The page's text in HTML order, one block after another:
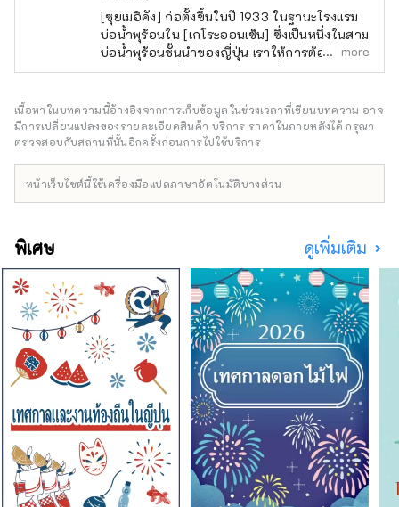
[ซุยเมอิคัง] ก่อตั้งขึ้นในปี 1933 ในฐานะโรงแรม
บ่อน้ำพุร้อนใน [เกโระออนเซ็น] ซึ่งเป็นหนึ่งในสาม
บ่อน้ำพุร้อนชั้นนำของญี่ปุ่น เราให้การต้อนรับ
อย่างจริงใจเพื่อบรรเทาความเหนื่อยล้าในแต่ละ
เซ็นซึ่งขึ้นชื่อในเรื่องของการทำให้ผิวสวยได้ใน
ห้องอาบน้ำสาธารณะขนาดใหญ่สามแห่งที่มี
รสนิยมแตกต่างกัน โปรดเพลิดเพลินไปกับ
เมืองน้ำพุร้อนเกโระและภูเขาฮิดะ ห้องอาบน้ำ
พิพิธภัณฑ์ที่ให้ความสำคัญกับวัฒนธรรมญี่ปุ่น เรา
จึงมีสวนญี่ปุ่น เวทีละครโนแท้ ๆ ห้องน้ำชา และผล
งานศิลปะอื่น ๆ โดยศิลปินชื่อดังจัดแสดงอยู่
นอกจากนี้เรายังมีสระว่ายน้ำ ห้องออกกำลังกาย
ร้านเสริมสวย และบาร์ สำหรับอาหารค่ำ คุณ
สามารถเลือกได้จากสามประเภท: ไคเซกิแบบ
ญี่ปุ่น ฝรั่งเศส และจีน นอกจากนี้ยังมีแผนการที่
คุณสามารถเพลิดเพลินกับ "เนื้อฮิดะ" พิเศษของฮิ
ดะได้อีกด้วย นอกจากการเข้าพักในห้องพักสไตล์
ญี่ปุ่นที่คุณสามารถสัมผัสได้ถึงประเพณีของญี่ปุ่น
แล้ว เรายังมีห้องพักพร้อมเตียงอีกด้วย แขกที่มา
จากประเทศอื่น ๆ ก็รู้สึกปลอดภัยและผ่อนคลาย
เช่นกัน โปรดใช้เวลาอันเปี่ยมสุขด้วยการต้อนรับ
อย่างจริงใจของโรงแรมขนาดเล็กแบบญี่ปุ่นที่มีมา
ยาวนาน [ซุยเมอิคัง]
more
เนื้อหาในบทความนี้อ้างอิงจากการเก็บข้อมูลในช่วงเวลาที่เขียนบทความ อาจ
มีการเปลี่ยนแปลงของรายละเอียดสินค้า บริการ ราคาในภายหลังได้ กรุณา
ตรวจสอบกับสถานที่นั้นอีกครั้งก่อนการไปใช้บริการ
หน้าเว็บไซต์นี้ใช้เครื่องมือแปลภาษาอัตโนมัติบางส่วน
พิเศษ ดูเพิ่มเติม